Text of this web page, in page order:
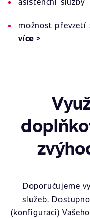
možnost
více >
Doporučujeme
služeb.
(konfiguraci)